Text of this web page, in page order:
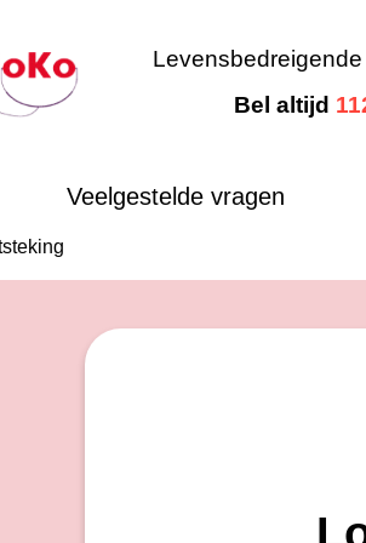
Bel altijd
Veelgestelde vragen